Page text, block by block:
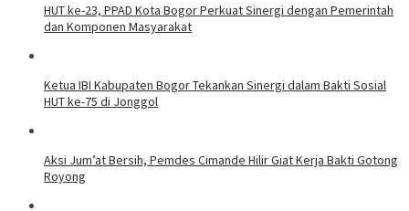
HUT ke-23, PPAD Kota Bogor Perkuat Sinergi dengan Pemerintah
dan Komponen Masyarakat
Ketua IBI Kabupaten Bogor Tekankan Sinergi dalam Bakti Sosial
HUT ke-75 di Jonggol
Aksi Jum’at Bersih, Pemdes Cimande Hilir Giat Kerja Bakti Gotong
Royong